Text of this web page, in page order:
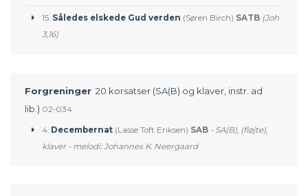
15. Således elskede Gud verden (Søren Birch) SATB (Joh
3,16)
Forgreninger20 korsatser (SA(B) og klaver, instr. ad
lib.) 02-034
4. Decembernat(Lasse Toft Eriksen) SAB - SA(B), (fløjte),
klaver - melodi: Johannes K. Neergaard